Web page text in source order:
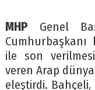
MHP Genel
Cumhurbaşkanı
ile son
veren Arap
eleştirdi.